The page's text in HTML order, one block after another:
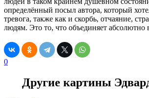
определённый посыл автора, который
тревога, также как и скорбь, отчаяние,
людям. Это то, что объединяет абсолютно
0
Другие картины